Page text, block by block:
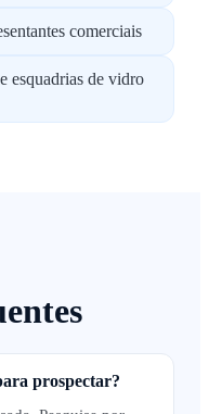
comerciais
esquadrias de vidro
prospectar?